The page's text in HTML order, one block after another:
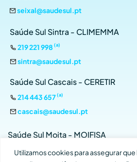
Utilizamos cookies para assegurar
seixal@saudesul.pt
Saúde Sul Sintra - CLIMEMMA
219 221 998 (a)
sintra@saudesul.pt
Saúde Sul Cascais - CERETIR
214 443 657(a)
cascais@saudesul.pt
Saúde Sul Moita - MOIFISA
212 899 134